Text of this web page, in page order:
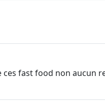
fast food non aucun